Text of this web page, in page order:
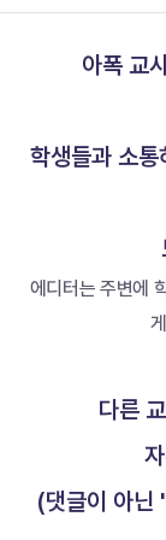
아폭 교
학생들과 소
에디터는 주변에
다른
(댓글이 아닌